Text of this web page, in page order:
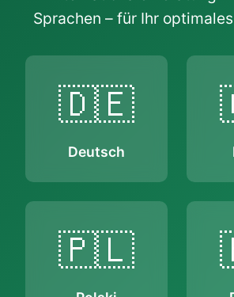
Sprachen – für Ihr
🇩🇪
Deutsch
🇵🇱